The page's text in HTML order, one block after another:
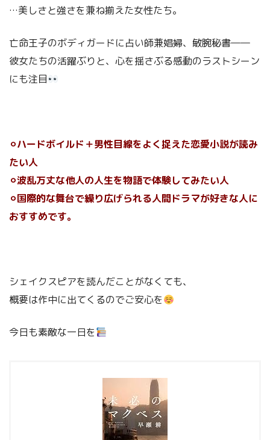
…美しさと強さを兼ね揃えた女性たち。
亡命王子のボディガードに占い師兼娼婦、敏腕秘書――
彼女たちの活躍ぶりと、心を揺さぶる感動のラストシーン
にも注目
⚪︎ハードボイルド＋男性目線をよく捉えた恋愛小説が読み
たい人
⚪︎波乱万丈な他人の人生を物語で体験してみたい人
⚪︎国際的な舞台で繰り広げられる人間ドラマが好きな人に
おすすめです。
シェイクスピアを読んだことがなくても、
概要は作中に出てくるのでご安心を
今日も素敵な一日を